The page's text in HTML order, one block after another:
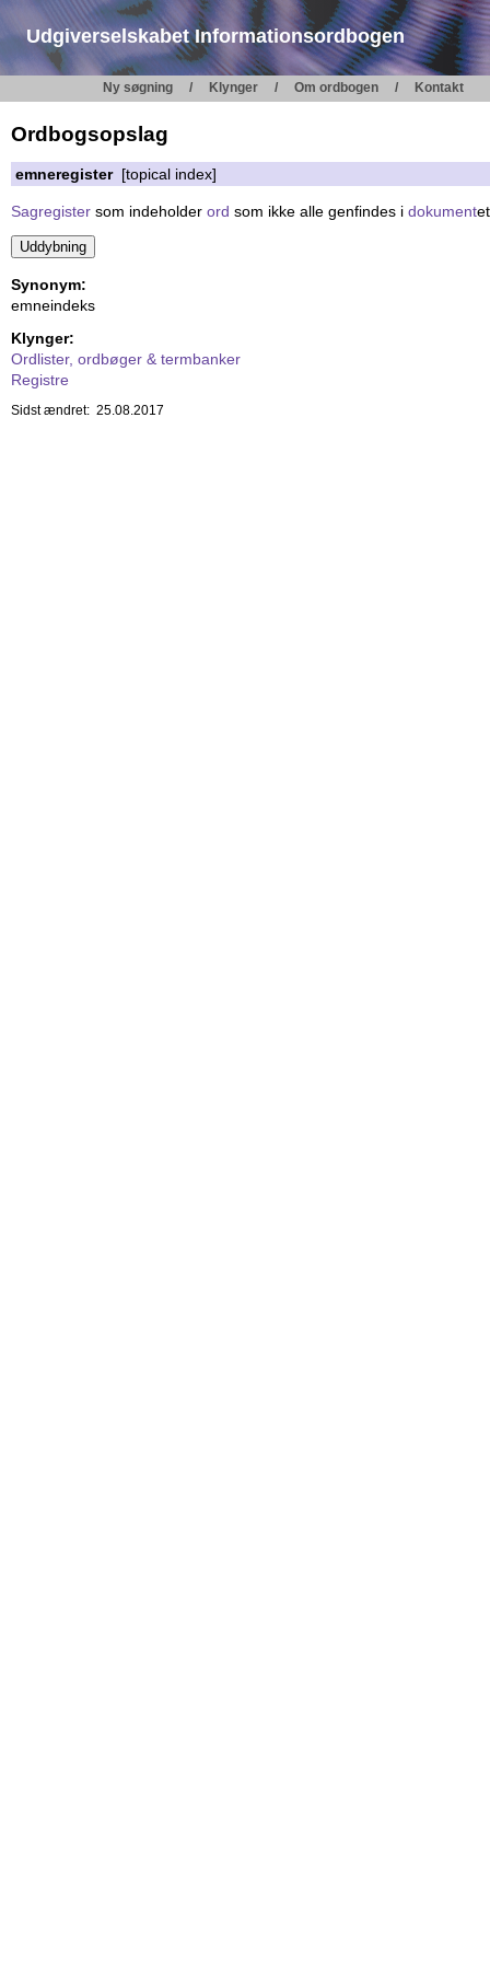
Udgiverselskabet Informationsordbogen
Ny søgning Klynger Om ordbogen Kontakt
Ordbogsopslag
emneregister[topical index]
Sagregister som indeholder ord som ikke alle genfindes i dokument
Synonym:
emneindeks
Klynger:
Ordlister, ordbøger & termbanker
Registre
Sidst ændret: 25.08.2017